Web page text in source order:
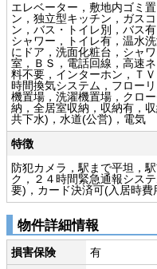
エレベーター，敷地内ゴミ
ン，独立型キッチン，ガス
ン，バス・トイレ別，バス
シャワー，トイレ有，温水
にドア，洗面化粧台，シャ
室，ＢＳ，電話回線，高速
料不要，インターホン，Ｔ
時間換気システム，フロー
機置場，洗濯機置場，クロ
納，全居室収納，収納有，
共下水)，水道(公営)，電気
特徴
防犯カメラ，駅まで平坦，
ク，２４時間緊急通報シス
要)，カード決済可(入居時費
物件詳細情報
損害保険
有